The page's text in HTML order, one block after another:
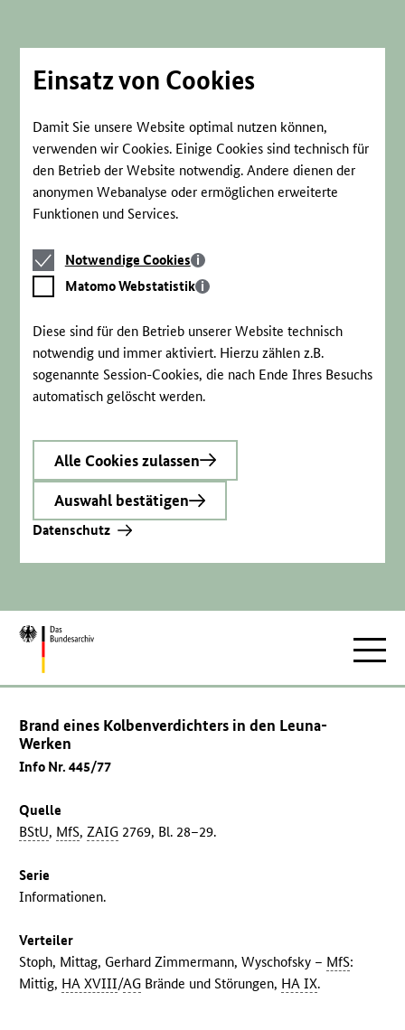
Einsatz von Cookies
Damit Sie unsere Website optimal nutzen können,
verwenden wir Cookies. Einige Cookies sind technisch für
den Betrieb der Website notwendig. Andere dienen der
anonymen Webanalyse oder ermöglichen erweiterte
Funktionen und Services.
Notwendige
Cookies
Notwendige Cookies
Matomo
Webstatistik
Matomo Webstatistik
Diese sind für den Betrieb unserer Website technisch
notwendig und immer aktiviert. Hierzu zählen z.B.
sogenannte Session-Cookies, die nach Ende Ihres Besuchs
automatisch gelöscht werden.
Alle Cookies zulassen
Auswahl bestätigen
Datenschutz
Zur
Brand eines Kolbenverdichters in den Leuna-
Werken
Info Nr. 445/77
Quelle
BStU, MfS,ZAIG 2769, Bl. 28–29.
Serie
Informationen.
Verteiler
Stoph, Mittag, Gerhard Zimmermann, Wyschofsky – MfS:
Mittig, HA XVIII/AG Brände und Störungen, HA IX.